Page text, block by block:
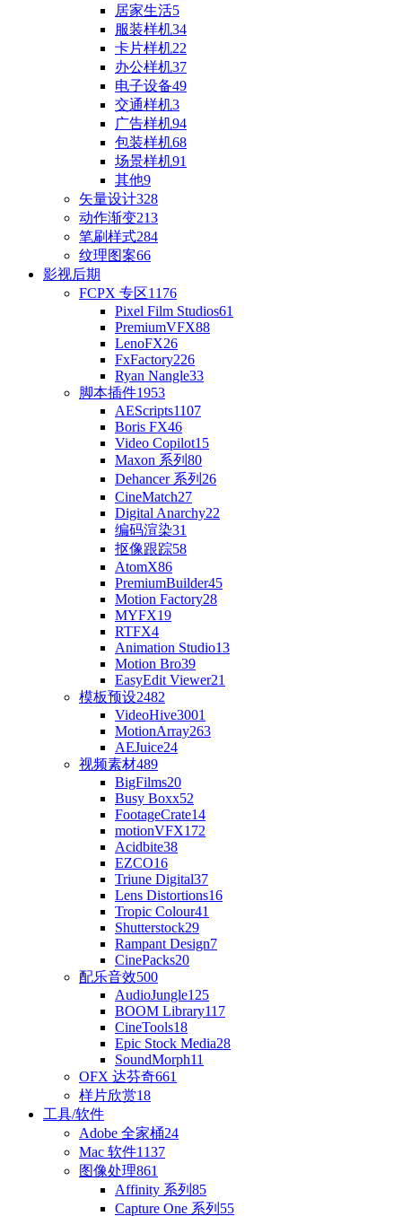
居家生活5
服装样机34
卡片样机22
办公样机37
电子设备49
交通样机3
广告样机94
包装样机68
场景样机91
其他9
矢量设计328
动作渐变213
笔刷样式284
纹理图案66
影视后期
FCPX 专区1176
Pixel Film Studios61
PremiumVFX88
LenoFX26
FxFactory226
Ryan Nangle33
脚本插件1953
AEScripts1107
Boris FX46
Video Copilot15
Maxon 系列 80
Dehancer 系列 26
CineMatch27
Digital Anarchy22
编码渲染31
抠像跟踪58
AtomX86
PremiumBuilder45
Motion Factory28
MYFX19
RTFX4
Animation Studio13
Motion Bro39
EasyEdit Viewer21
模板预设2482
VideoHive3001
MotionArray263
AEJuice24
视频素材489
BigFilms20
Busy Boxx52
FootageCrate14
motionVFX172
Acidbite38
EZCO16
Triune Digital37
Lens Distortions16
Tropic Colour41
Shutterstock29
Rampant Design7
CinePacks20
配乐音效500
AudioJungle125
BOOM Library117
CineTools18
Epic Stock Media28
SoundMorph11
OFX 达芬奇661
样片欣赏18
工具/软件
Adobe 全家桶24
Mac 软件1137
图像处理861
Affinity 系列 85
Capture One 系列 55